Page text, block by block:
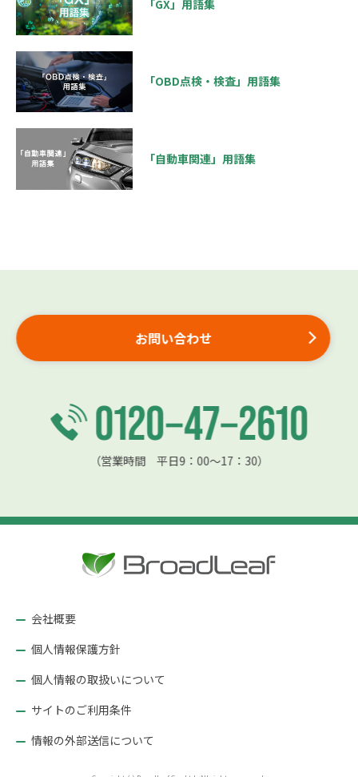
「GX」用語集
「OBD点検・検査」用語集
「自動車関連」用語集
お問い合わせ
（営業時間 平日9：00〜17：30）
会社概要
個人情報保護方針
個人情報の取扱いについて
サイトのご利用条件
情報の外部送信について